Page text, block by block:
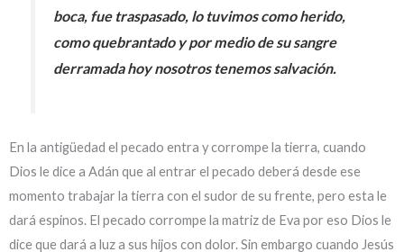
boca, fue traspasado, lo tuvimos como herido,
como quebrantado y por medio de su sangre
derramada hoy nosotros tenemos salvación.
En la antigüedad el pecado entra y corrompe la tierra, cuando
Dios le dice a Adán que al entrar el pecado deberá desde ese
momento trabajar la tierra con el sudor de su frente, pero esta le
dará espinos. El pecado corrompe la matriz de Eva por eso Dios le
dice que dará a luz a sus hijos con dolor. Sin embargo cuando Jesús